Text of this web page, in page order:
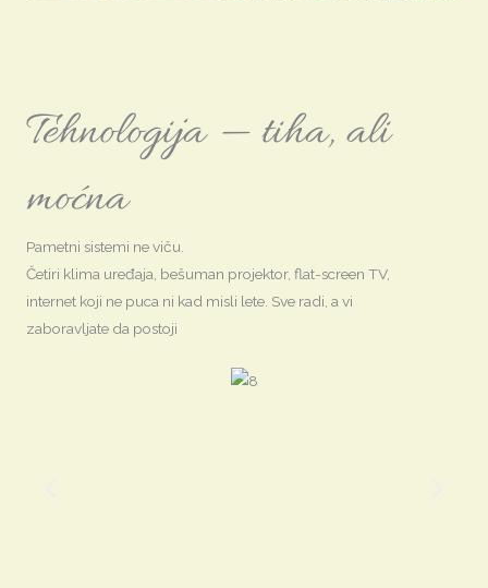
Tehnologija — tiha, ali
moćna
Pametni sistemi ne viču.
Četiri klima uređaja, bešuman projektor, flat-screen TV,
internet koji ne puca ni kad misli lete. Sve radi, a vi
zaboravljate da postoji